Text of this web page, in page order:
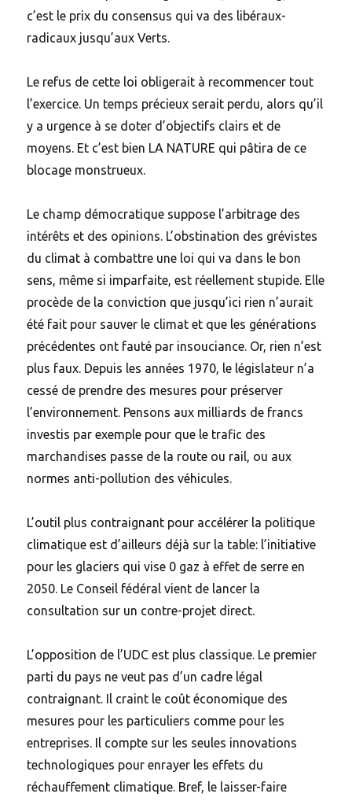
c’est le prix du consensus qui va des libéraux-
radicaux jusqu’aux Verts.
Le refus de cette loi obligerait à recommencer tout
l’exercice. Un temps précieux serait perdu, alors qu’il
y a urgence à se doter d’objectifs clairs et de
moyens. Et c’est bien LA NATURE qui pâtira de ce
blocage monstrueux.
Le champ démocratique suppose l’arbitrage des
intérêts et des opinions. L’obstination des grévistes
du climat à combattre une loi qui va dans le bon
sens, même si imparfaite, est réellement stupide. Elle
procède de la conviction que jusqu’ici rien n’aurait
été fait pour sauver le climat et que les générations
précédentes ont fauté par insouciance. Or, rien n’est
plus faux. Depuis les années 1970, le législateur n’a
cessé de prendre des mesures pour préserver
l’environnement. Pensons aux milliards de francs
investis par exemple pour que le trafic des
marchandises passe de la route ou rail, ou aux
normes anti-pollution des véhicules.
L’outil plus contraignant pour accélérer la politique
climatique est d’ailleurs déjà sur la table: l’initiative
pour les glaciers qui vise 0 gaz à effet de serre en
2050. Le Conseil fédéral vient de lancer la
consultation sur un contre-projet direct.
L’opposition de l’UDC est plus classique. Le premier
parti du pays ne veut pas d’un cadre légal
contraignant. Il craint le coût économique des
mesures pour les particuliers comme pour les
entreprises. Il compte sur les seules innovations
technologiques pour enrayer les effets du
réchauffement climatique. Bref, le laisser-faire